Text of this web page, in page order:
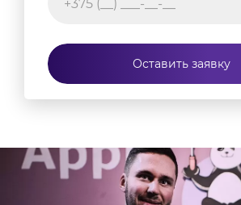
Оставить заявку